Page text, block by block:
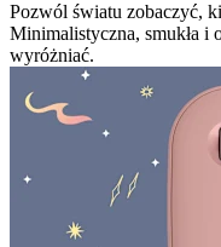
Pozwól światu zobaczyć,
Minimalistyczna, smukła i
wyróżniać.